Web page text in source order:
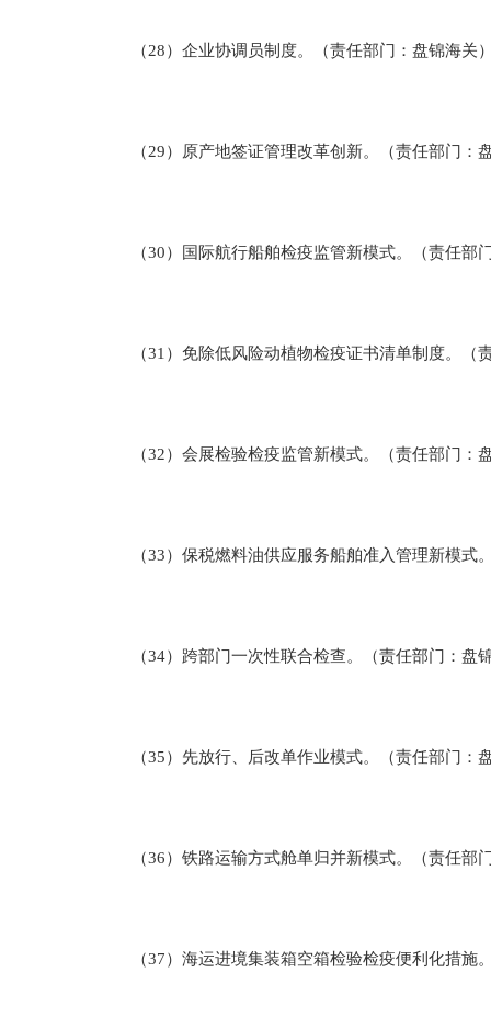
（28）企业协调员制度。（责任部门：盘锦海关
（29）原产地签证管理改革创新。（责任部门：
（30）国际航行船舶检疫监管新模式。（责任部
（31）免除低风险动植物检疫证书清单制度。（
（32）会展检验检疫监管新模式。（责任部门：
（33）保税燃料油供应服务船舶准入管理新模式
（34）跨部门一次性联合检查。（责任部门：盘
（35）先放行、后改单作业模式。（责任部门：
（36）铁路运输方式舱单归并新模式。（责任部
（37）海运进境集装箱空箱检验检疫便利化措施